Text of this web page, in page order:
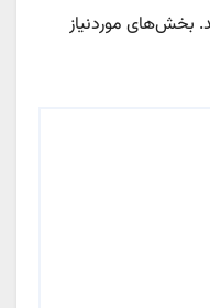
بخش‌های موردنیاز